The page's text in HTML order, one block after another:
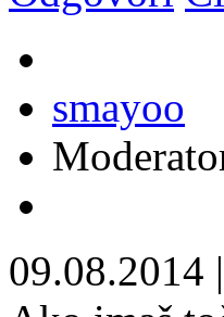
smayoo
09.08.2014 |